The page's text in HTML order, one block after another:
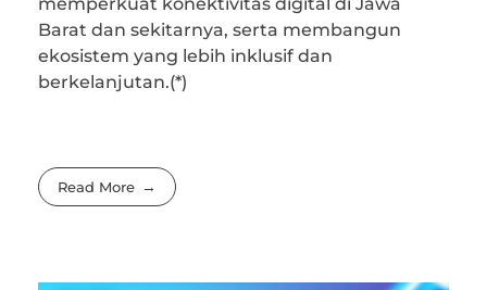
Barat dan sekitarnya, serta membangun
ekosistem yang lebih inklusif dan
berkelanjutan.(*)
Read More